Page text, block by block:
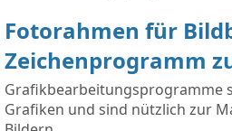
Fotorahmen für
Zeichenprogramm
Grafikbearbeitungsprogramme
Grafiken und sind nützlich zur